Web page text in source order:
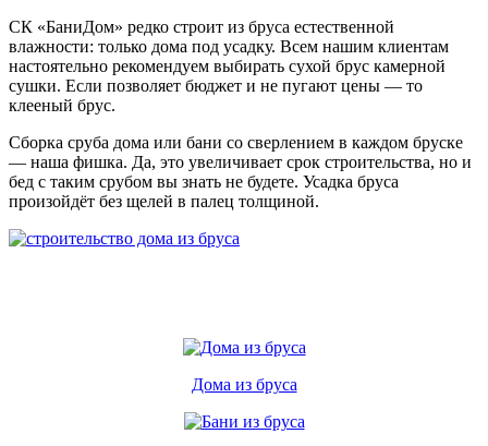
СК «БаниДом» редко строит из бруса естественной
влажности: только дома под усадку. Всем нашим клиентам
настоятельно рекомендуем выбирать сухой брус камерной
сушки. Если позволяет бюджет и не пугают цены — то
клееный брус.
Сборка сруба дома или бани со сверлением в каждом бруске
— наша фишка. Да, это увеличивает срок строительства, но и
бед с таким срубом вы знать не будете. Усадка бруса
произойдёт без щелей в палец толщиной.
Дома из бруса